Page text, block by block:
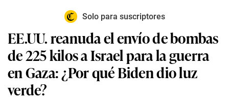
Solo para suscriptores
EE.UU. reanuda el envío de bombas
de 225 kilos a Israel para la guerra
en Gaza: ¿Por qué Biden dio luz
verde?